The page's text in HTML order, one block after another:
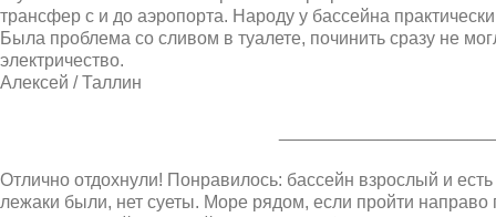
трансфер с и до аэропорта. Народу у бассейна
Была проблема со сливом в туалете, починить сразу не
электричество.
Алексей / Таллин
Отлично отдохнули! Понравилось: бассейн взрослый и
лежаки были, нет суеты. Море рядом, если пройти